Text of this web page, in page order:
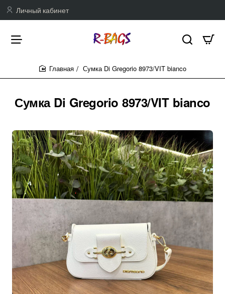
Личный кабинет
Сумка Di Gregorio 8973/VIT bianco
Сумка Di Gregorio 8973/VIT bianco